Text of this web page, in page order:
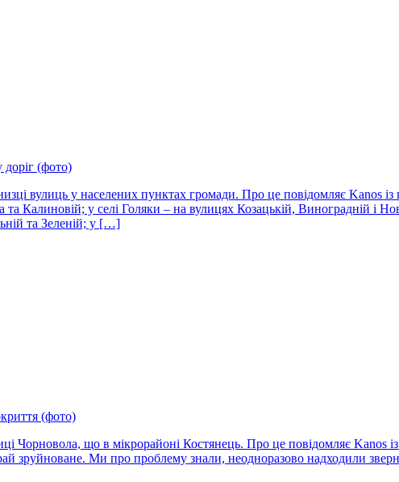
(фото)
вулиць у населених пунктах громади. Про це повідомляє Kanos
Калиновій; у селі Голяки – на вулицях Козацькій, Виноградній і
та Зеленій; у […]
(фото)
Чорновола, що в мікрорайоні Костянець. Про це повідомляє Kanos
зруйноване. Ми про проблему знали, неодноразово надходили